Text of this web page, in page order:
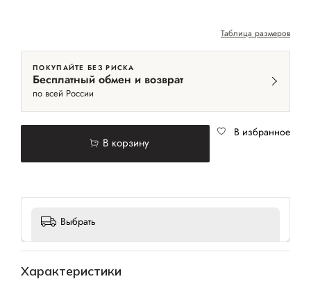
Таблица размеров
ПОКУПАЙТЕ БЕЗ РИСКА
Бесплатный обмен и возврат
по всей России
В корзину
В избранное
Выбрать
Характеристики